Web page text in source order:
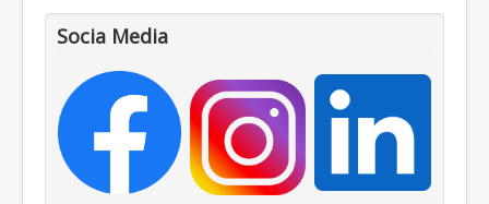
Socia Media